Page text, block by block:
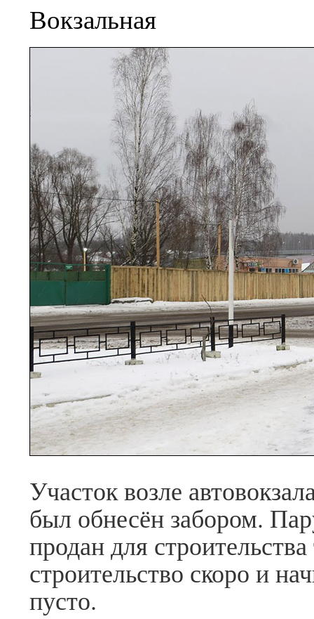
Вокзальная
Участок возле
был обнесён забором.
продан для
строительство скоро и
пусто.